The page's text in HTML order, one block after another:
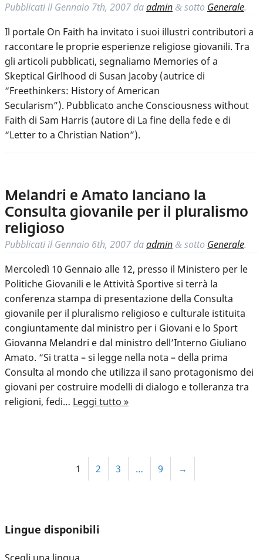
Pubblicati ilGennaio 7th, 2007 daadmin & sotto Generale.
Il portale On Faith ha invitato i suoi illustri contributori a
raccontare le proprie esperienze religiose giovanili. Tra
gli articoli pubblicati, segnaliamo Memories of a
Skeptical Girlhood di Susan Jacoby (autrice di
“Freethinkers: History of American
Secularism”). Pubblicato anche Consciousness without
Faith di Sam Harris (autore di La fine della fede e di
“Letter to a Christian Nation”).
Melandri e Amato lanciano la
Consulta giovanile per il pluralismo
religioso
Pubblicati ilGennaio 6th, 2007 daadmin & sotto Generale.
Mercoledì 10 Gennaio alle 12, presso il Ministero per le
Politiche Giovanili e le Attività Sportive si terrà la
conferenza stampa di presentazione della Consulta
giovanile per il pluralismo religioso e culturale istituita
congiuntamente dal ministro per i Giovani e lo Sport
Giovanna Melandri e dal ministro dell’Interno Giuliano
Amato. “Si tratta – si legge nella nota – della prima
Consulta al mondo che utilizza il sano protagonismo dei
giovani per costruire modelli di dialogo e tolleranza tra
religioni, fedi… Leggi tutto »
1 2 3 … 9 →
Lingue disponibili